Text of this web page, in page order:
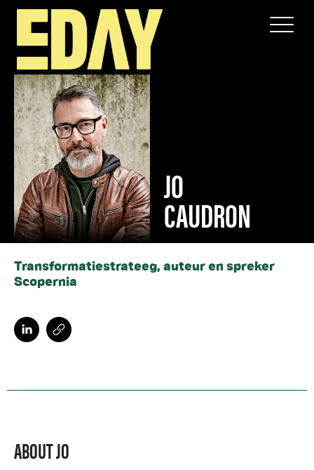
JO CAUDRON
JO
CAUDRON
Transformatiestrateeg, auteur en spreker
Scopernia
ABOUT JO